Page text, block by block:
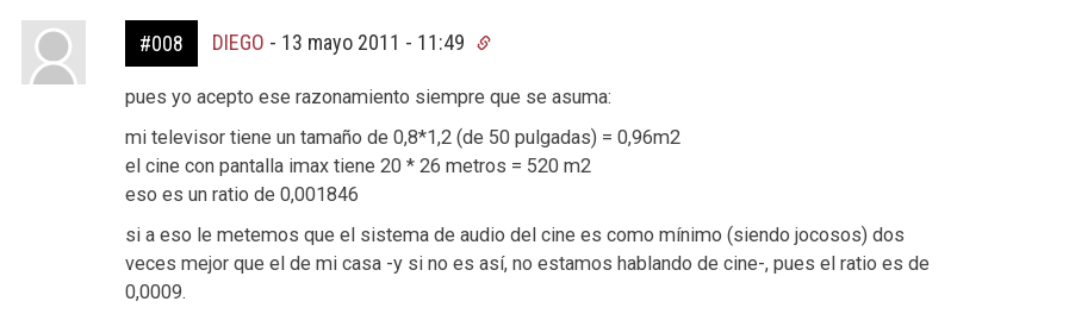
#008 DIEGO - 13 mayo 2011 - 11:49
pues yo acepto ese razonamiento siempre que se asuma:
mi televisor tiene un tamaño de 0,8*1,2 (de 50 pulgadas) = 0,96m2
el cine con pantalla imax tiene 20 * 26 metros = 520 m2
eso es un ratio de 0,001846
si a eso le metemos que el sistema de audio del cine es como mínimo (siendo jocosos) dos
veces mejor que el de mi casa -y si no es así, no estamos hablando de cine-, pues el ratio es de
0,0009.